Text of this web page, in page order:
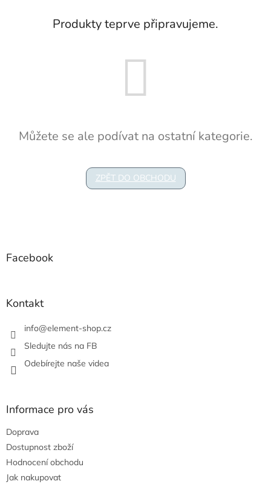
Produkty teprve připravujeme.
Můžete se ale podívat na ostatní kategorie.
ZPĚT DO OBCHODU
Facebook
Kontakt
info@element-shop.cz
Sledujte nás na FB
Odebírejte naše videa
Informace pro vás
Doprava
Dostupnost zboží
Hodnocení obchodu
Jak nakupovat